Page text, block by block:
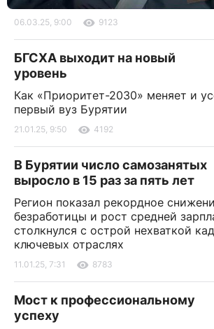
06.03.25, 9:00 9123
БГСХА выходит на новый
уровень
Как «Приоритет-2030» меняет и
первый вуз Бурятии
21.01.25, 9:50 4192
В Бурятии число самозанятых
выросло в 15 раз за пять лет
Регион показал рекордное
безработицы и рост средней
столкнулся с острой нехваткой
ключевых отраслях
11.01.25, 7:31 8783
Мост к профессиональному
успеху